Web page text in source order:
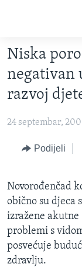
glavni
sadržaj
na
glavnu
navigaciju
TV PROGRAM
VIDEO
FOTOGRAFIJE
VIJESTI
SJEDINJENE
SVIJET
NAUKA I
KORUPCIJA
SLOBODA
ŽENSKA
IZBJEGLIČKA
Niska
negativan
razvoj
24 septembar,
Podijeli
Novorođenčad
obično su djeca
izražene akutne
problemi s
posvećuje
zdravlju.